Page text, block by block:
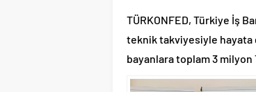
TÜRKONFED, Türkiye İş
teknik takviyesiyle hayata
bayanlara toplam 3